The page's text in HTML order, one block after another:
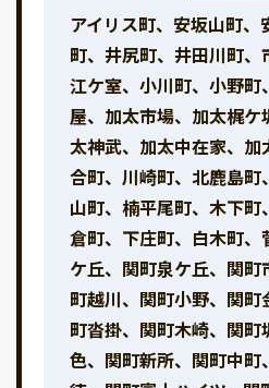
アイリス町、安坂山町、
町、井尻町、井田川町、
江ケ室、小川町、小野町
屋、加太市場、加太梶ケ
太神武、加太中在家、加
合町、川崎町、北鹿島
山町、楠平尾町、木下
倉町、下庄町、白木町、
ケ丘、関町泉ケ丘、関
町越川、関町小野、関
町沓掛、関町木崎、関
色、関町新所、関町中